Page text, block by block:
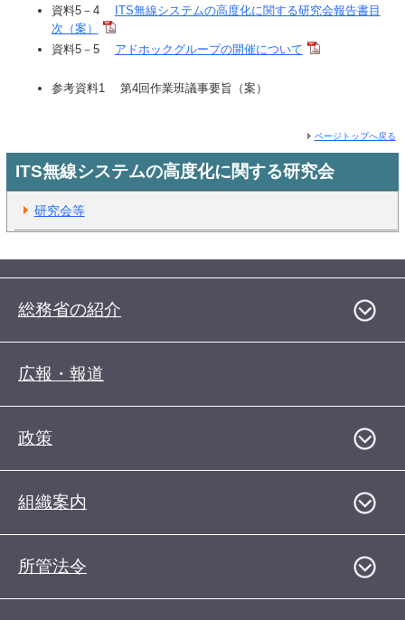
資料5－4
ITS無線システムの高度化に関する研究会報告書目
次（案）
資料5－5 アドホックグループの開催について
参考資料1 第4回作業班議事要旨（案）
ページトップへ戻る
ITS無線システムの高度化に関する研究会
研究会等
総務省の紹介
広報・報道
政策
組織案内
所管法令